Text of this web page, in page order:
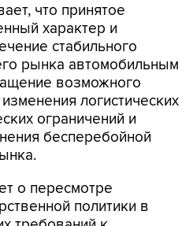
что принятое
характер и
стабильного
рынка автомобильным
возможного
логистических
ограничений и
бесперебойной
о пересмотре
политики в